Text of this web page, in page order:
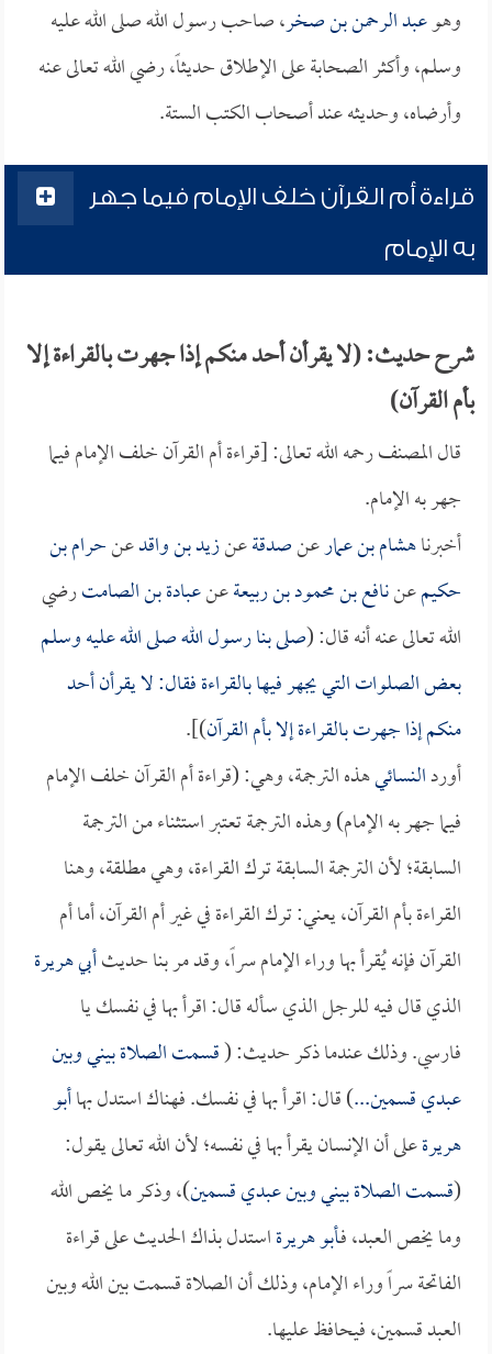
وهوعبد الرحمن بن صخر، صاحب رسول الله صلى الله عليه
وسلم، وأكثر الصحابة على الإطلاق حديثاً، رضي الله تعالى عنه
وأرضاه، وحديثه عند أصحاب الكتب الستة.
قراءة أم القرآن خلف الإمام فيما جهر
به الإمام
شرح حديث: (لا يقرأن أحد منكم إذا جهرت بالقراءة إلا
بأم القرآن)
قال المصنف رحمه الله تعالى: [قراءة أم القرآن خلف الإمام فيما
جهر به الإمام.
أخبرناهشام بن عمارعنصدقةعنزيد بن واقدعنحرام بن
حكيمعننافع بن محمود بن ربيعةعنعبادة بن الصامترضي
الله تعالى عنه أنه قال: (صلى بنا رسول الله صلى الله عليه وسلم
بعض الصلوات التي يجهر فيها بالقراءة فقال: لا يقرأن أحد
منكم إذا جهرت بالقراءة إلا بأم القرآن)].
أوردالنسائيهذه الترجمة، وهي: (قراءة أم القرآن خلف الإمام
فيما جهر به الإمام) وهذه الترجمة تعتبر استثناء من الترجمة
السابقة؛ لأن الترجمة السابقة ترك القراءة، وهي مطلقة، وهنا
القراءة بأم القرآن، يعني: ترك القراءة في غير أم القرآن، أما أم
القرآن فإنه يُقرأ بها وراء الإمام سراً، وقد مر بنا حديثأبي هريرة
الذي قال فيه للرجل الذي سأله قال: اقرأ بها في نفسك يا
فارسي. وذلك عندما ذكر حديث: (قسمت الصلاة بيني وبين
عبدي قسمين...) قال: اقرأ بها في نفسك. فهناك استدل بهاأبو
هريرةعلى أن الإنسان يقرأ بها في نفسه؛ لأن الله تعالى يقول:
(قسمت الصلاة بيني وبين عبدي قسمين)، وذكر ما يخص الله
وما يخص العبد، فـأبو هريرةاستدل بذاك الحديث على قراءة
الفاتحة سراً وراء الإمام، وذلك أن الصلاة قسمت بين الله وبين
العبد قسمين، فيحافظ عليها.